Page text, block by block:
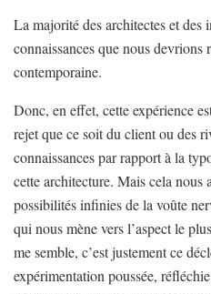
La majorité des architectes et des
connaissances que nous devrions
contemporaine.
Donc, en effet, cette expérience
rejet que ce soit du client ou des
connaissances par rapport à la
cette architecture. Mais cela nous
possibilités infinies de la voûte
qui nous mène vers l’aspect le
me semble, c’est justement ce
expérimentation poussée,